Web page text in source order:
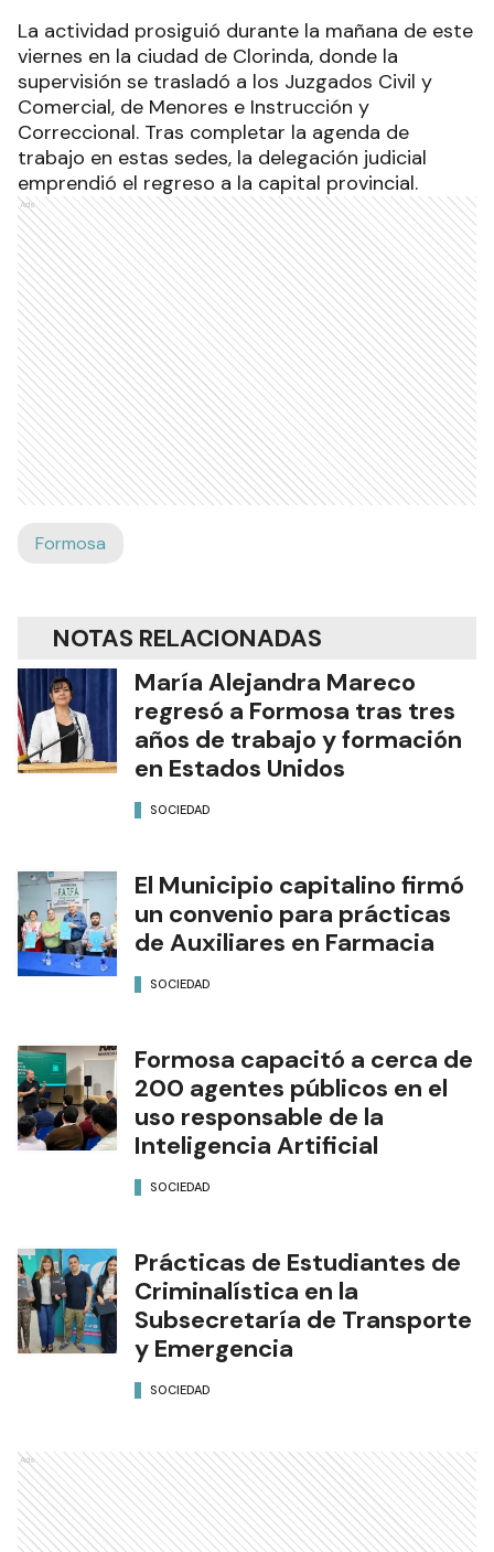
La actividad prosiguió durante la mañana de este
viernes en la ciudad de Clorinda, donde la
supervisión se trasladó a los Juzgados Civil y
Comercial, de Menores e Instrucción y
Correccional. Tras completar la agenda de
trabajo en estas sedes, la delegación judicial
emprendió el regreso a la capital provincial.
Ads
Formosa
NOTAS RELACIONADAS
María Alejandra Mareco
regresó a Formosa tras tres
años de trabajo y formación
en Estados Unidos
SOCIEDAD
El Municipio capitalino firmó
un convenio para prácticas
de Auxiliares en Farmacia
SOCIEDAD
Formosa capacitó a cerca de
200 agentes públicos en el
uso responsable de la
Inteligencia Artificial
SOCIEDAD
Prácticas de Estudiantes de
Criminalística en la
Subsecretaría de Transporte
y Emergencia
SOCIEDAD
Ads